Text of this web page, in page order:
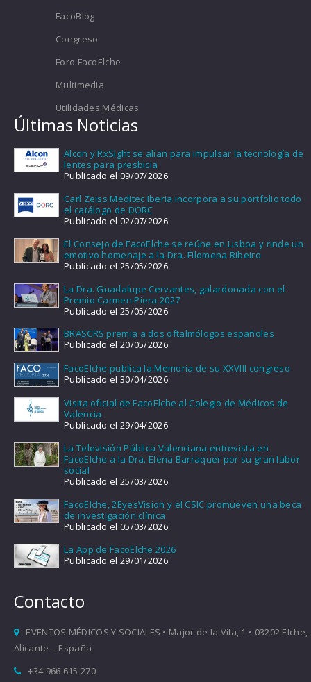
FacoBlog
Congreso
Foro FacoElche
Multimedia
Utilidades Médicas
Últimas Noticias
Alcon y RxSight se alían para impulsar la tecnología de
lentes para presbicia
Publicado el 09/07/2026
Carl Zeiss Meditec Iberia incorpora a su portfolio todo
el catálogo de DORC
Publicado el 02/07/2026
El Consejo de FacoElche se reúne en Lisboa y rinde un
emotivo homenaje a la Dra. Filomena Ribeiro
Publicado el 25/05/2026
La Dra. Guadalupe Cervantes, galardonada con el
Premio Carmen Piera 2027
Publicado el 25/05/2026
BRASCRS premia a dos oftalmólogos españoles
Publicado el 20/05/2026
FacoElche publica la Memoria de su XXVIII congreso
Publicado el 30/04/2026
Visita oficial de FacoElche al Colegio de Médicos de
Valencia
Publicado el 29/04/2026
La Televisión Pública Valenciana entrevista en
FacoElche a la Dra. Elena Barraquer por su gran labor
social
Publicado el 25/03/2026
FacoElche, 2EyesVision y el CSIC promueven una beca
de investigación clínica
Publicado el 05/03/2026
La App de FacoElche 2026
Publicado el 29/01/2026
Contacto
EVENTOS MÉDICOS Y SOCIALES • Major de la Vila, 1 • 03202 Elche,
Alicante – España
+34 966 615 270